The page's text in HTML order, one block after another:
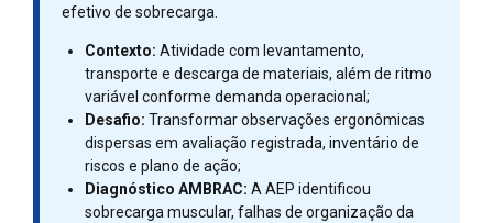
efetivo de sobrecarga.
Contexto: Atividade com levantamento,
transporte e descarga de materiais, além de ritmo
variável conforme demanda operacional;
Desafio: Transformar observações ergonômicas
dispersas em avaliação registrada, inventário de
riscos e plano de ação;
Diagnóstico AMBRAC: A AEP identificou
sobrecarga muscular, falhas de organização da